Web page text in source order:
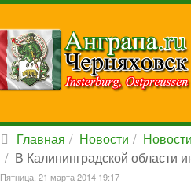
Главная Новости
В Калининградской
Пятница, 21 марта 2014 19:17